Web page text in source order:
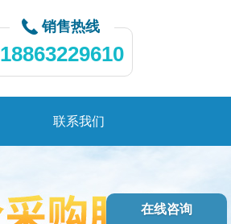
销售热线
18863229610
联系我们
在线咨询